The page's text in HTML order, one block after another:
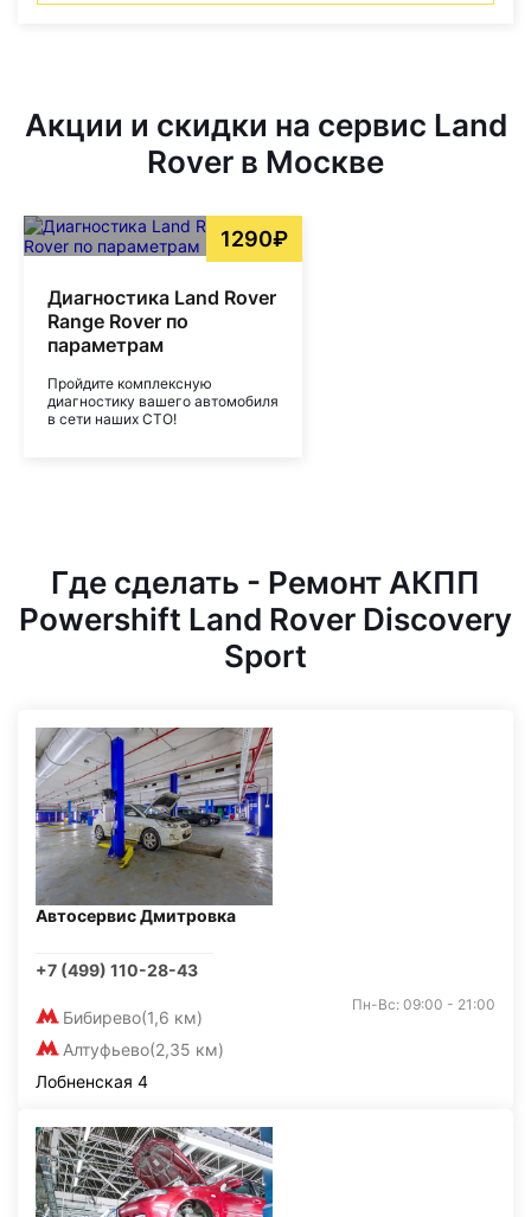
Акции и скидки на сервис Land
Rover в Москве
1290₽
Диагностика Land Rover
Range Rover по
параметрам
Пройдите комплексную
диагностику вашего автомобиля
в сети наших СТО!
Где сделать - Ремонт АКПП
Powershift Land Rover Discovery
Sport
Автосервис Дмитровка
+7 (499) 110-28-43
Бибирево(1,6 км)
Алтуфьево(2,35 км)
Пн-Вс: 09:00 - 21:00
Лобненская 4